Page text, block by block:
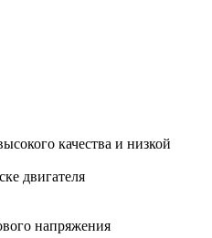
качества и низкой
двигателя
напряжения